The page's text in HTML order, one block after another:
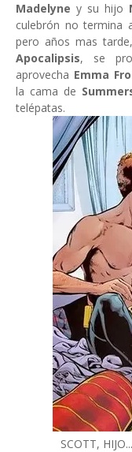
Madelyne y su hijo
culebrón no termina
pero años mas
Apocalipsis, se
aprovecha Emma
la cama de
telépatas.
SCOTT,